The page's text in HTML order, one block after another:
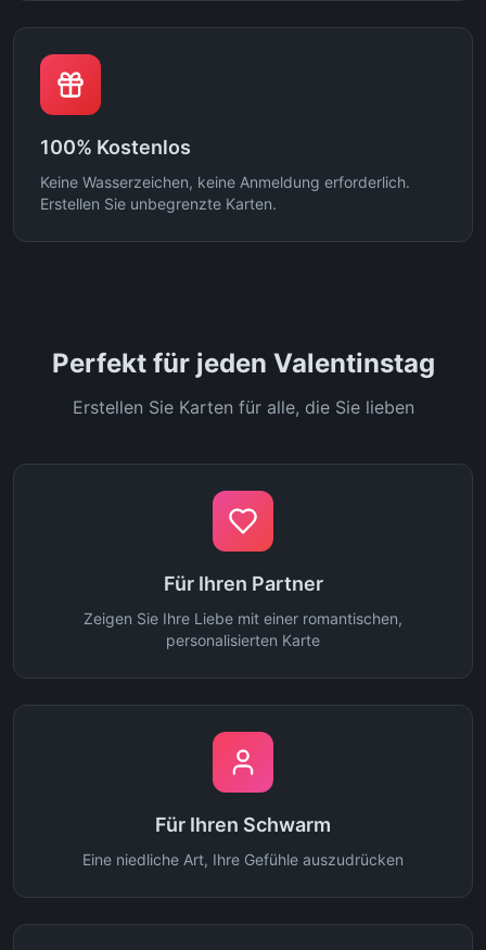
100% Kostenlos
Keine Wasserzeichen, keine Anmeldung erforderlich.
Erstellen Sie unbegrenzte Karten.
Perfekt für jeden Valentinstag
Erstellen Sie Karten für alle, die Sie lieben
Für Ihren Partner
Zeigen Sie Ihre Liebe mit einer romantischen,
personalisierten Karte
Für Ihren Schwarm
Eine niedliche Art, Ihre Gefühle auszudrücken